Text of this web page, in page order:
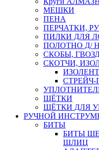
МЕШКИ
ПЕНА
ПЕРЧАТКИ,
ПИЛКИ ДЛЯ
ПОЛОТНО Д/
СКОБЫ,
СКОТЧИ,
ЩЁТКИ
ЩЁТКИ ДЛЯ
РУЧНОЙ
БИТЫ
БИТЫ
ШЛИЦ